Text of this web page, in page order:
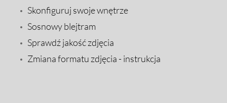
Skonfiguruj swoje wnętrze
Sosnowy blejtram
Sprawdź jakość zdjęcia
Zmiana formatu zdjęcia - instrukcja